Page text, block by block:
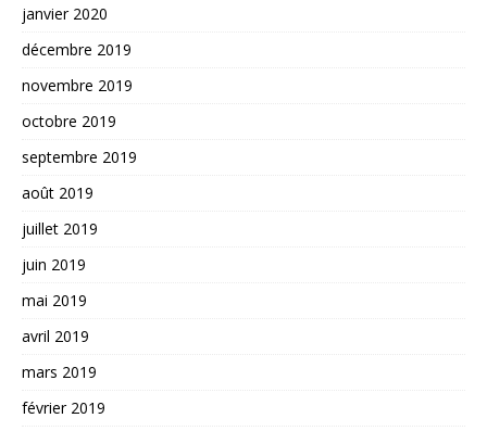
janvier 2020
décembre 2019
novembre 2019
octobre 2019
septembre 2019
août 2019
juillet 2019
juin 2019
mai 2019
avril 2019
mars 2019
février 2019